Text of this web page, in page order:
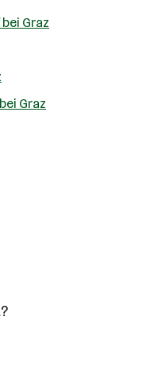
Graz
Graz